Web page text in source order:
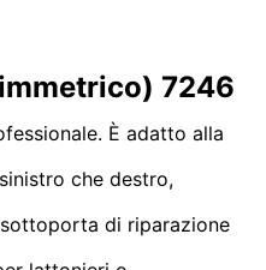
7246
È adatto alla
che destro,
di riparazione